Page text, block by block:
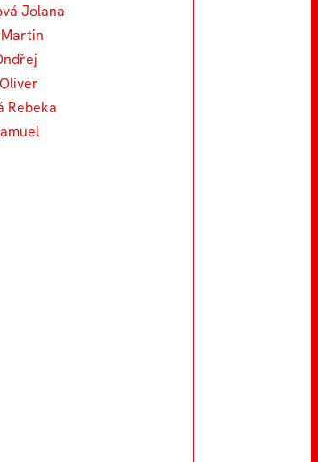
Jolana
Rebeka